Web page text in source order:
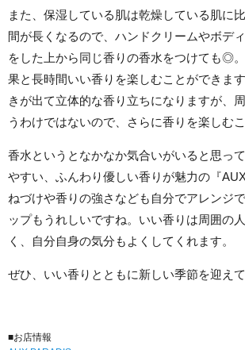
また、保湿している肌は乾燥している肌に
間が長くなるので、ハンドクリームやボデ
をした上から同じ香りの香水をつけても◎
果と長時間いい香りを楽しむことができま
きが出て立体的な香り立ちになりますが、
うわけではないので、さらに香りを楽しむ
香水というとなかなか気合いがいると思っ
やすい、ふんわり優しい香りが魅力の『
ねづけや香りの強さなども自分でアレンジ
ップもうれしいですね。いい香りは周囲の
く、自分自身の気分もよくしてくれます。
ぜひ、いい香りとともに新しい季節を迎え
■お店情報